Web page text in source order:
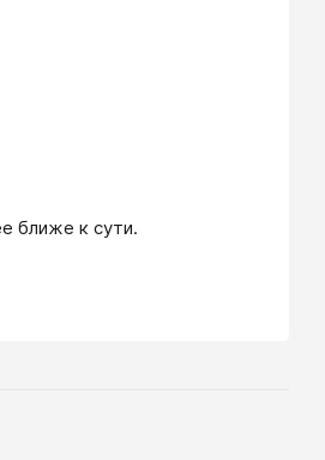
ближе к сути.